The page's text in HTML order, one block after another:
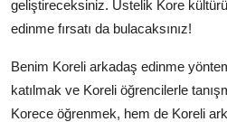
geliştireceksiniz. Üstelik Kore
edinme fırsatı da bulacaksınız!
Benim Koreli arkadaş edinme
katılmak ve Koreli öğrencilerle
Korece öğrenmek, hem de Koreli